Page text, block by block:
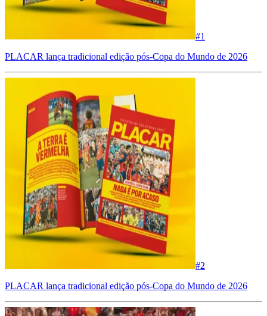
#1
PLACAR lança tradicional edição pós-Copa do Mundo de 2026
#2
PLACAR lança tradicional edição pós-Copa do Mundo de 2026